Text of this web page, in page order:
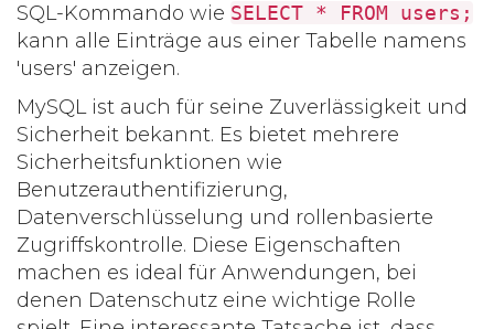
SQL-Kommando wie SELECT * FROM users;
kann alle Einträge aus einer Tabelle namens
'users' anzeigen.
MySQL ist auch für seine Zuverlässigkeit und
Sicherheit bekannt. Es bietet mehrere
Sicherheitsfunktionen wie
Benutzerauthentifizierung,
Datenverschlüsselung und rollenbasierte
Zugriffskontrolle. Diese Eigenschaften
machen es ideal für Anwendungen, bei
denen Datenschutz eine wichtige Rolle